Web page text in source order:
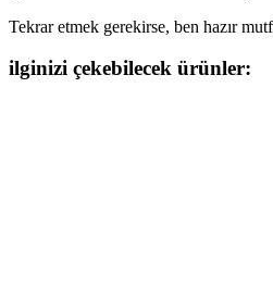
Tekrar etmek gerekirse, ben hazır
ilginizi çekebilecek ürünler: